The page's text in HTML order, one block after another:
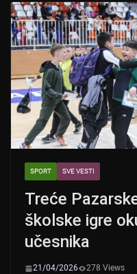
A
p
p
b
o
o
k
SPORT SVE VESTI
Treće
školske igre
učesnika
21/04/2026
278 Views